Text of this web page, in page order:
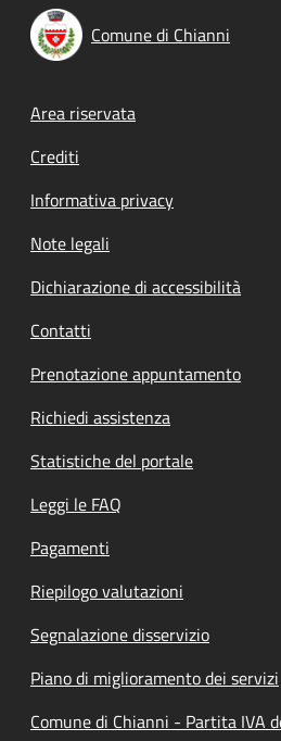
Comune di Chianni
Footer menu
Area riservata
Crediti
Informativa privacy
Note legali
Dichiarazione di accessibilità
Contatti
Prenotazione appuntamento
Richiedi assistenza
Statistiche del portale
Leggi le FAQ
Pagamenti
Riepilogo valutazioni
Segnalazione disservizio
Piano di miglioramento dei servizi
Comune di Chianni - Partita IVA